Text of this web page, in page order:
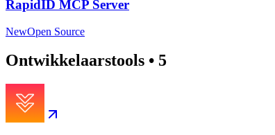
RapidID MCP Server
NewOpen Source
Ontwikkelaarstools • 5